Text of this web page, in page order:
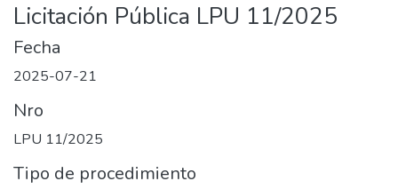
Licitación Pública LPU 11/2025
Fecha
2025-07-21
Nro
LPU 11/2025
Tipo de procedimiento